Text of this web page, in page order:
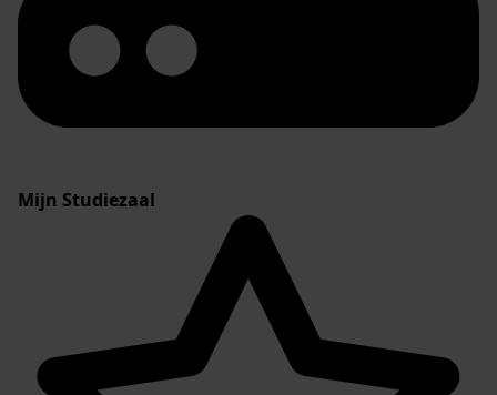
Mijn Studiezaal